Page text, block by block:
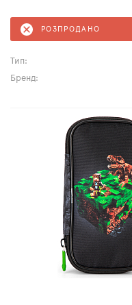
РОЗПРОДАНО
Тип:
Бренд: